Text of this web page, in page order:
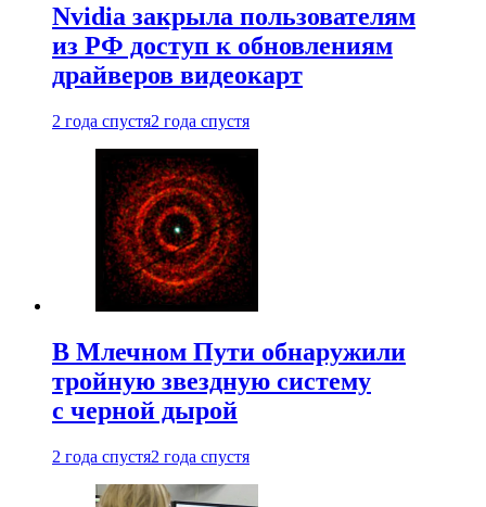
Nvidia закрыла пользователям
из РФ доступ к обновлениям
драйверов видеокарт
2 года спустя2 года спустя
В Млечном Пути обнаружили
тройную звездную систему
с черной дырой
2 года спустя2 года спустя